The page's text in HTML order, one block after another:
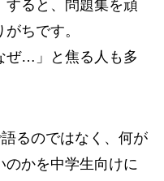
すると、問題集を頑
ちです。
ぜ…」と焦る人も多
るのではなく、何が
のかを中学生向けに